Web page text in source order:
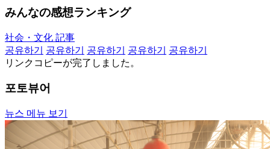
みんなの感想ランキング
社会・文化 記事
공유하기
공유하기 공유하기 공유하기
공유하기
リンクコピーが完了しました。
포토뷰어
뉴스 메뉴 보기